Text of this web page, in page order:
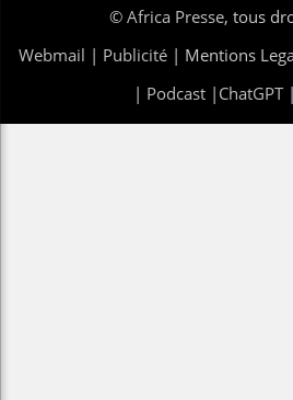
© Africa Presse, tous
Webmail | Publicité | Mentions
| Podcast| ChatGPT|